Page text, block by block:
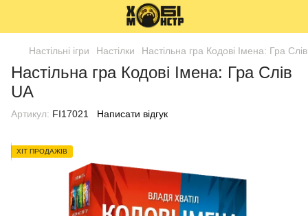
Настільні ігри Настілки Настільна гра Кодові Імена: Гра
Настільна гра Кодові Імена: Гра Слів
UA
Артикул: FI17021 Написати відгук
ХІТ ПРОДАЖІВ